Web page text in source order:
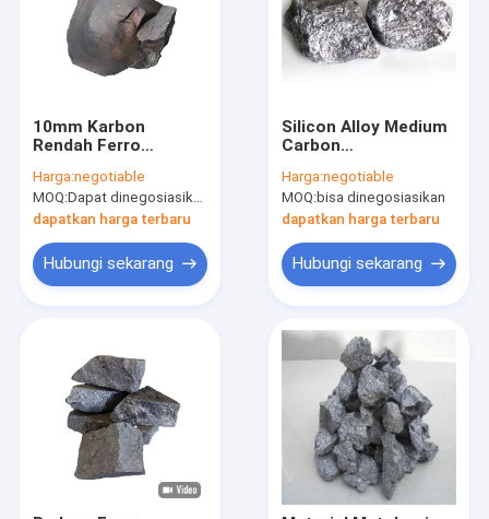
10mm Karbon
Rendah Ferro
Ferro Alloy
Harga:negotiable
MOQ:Dapat dinegosiasikan
dapatkan harga terbaru
Hubungi sekarang
Silicon Alloy Medium
Carbon
Ferro Mangan Untuk
Pembuatan Baja
Harga:negotiable
MOQ:bisa dinegosiasikan
dapatkan harga terbaru
Hubungi sekarang